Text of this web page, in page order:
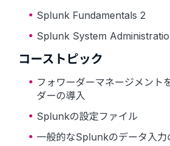
Splunk Fundamentals 2
Splunk System
コーストピック
フォワーダーマネージメント
ダーの導入
Splunkの設定ファイル
一般的なSplunkのデータ入力